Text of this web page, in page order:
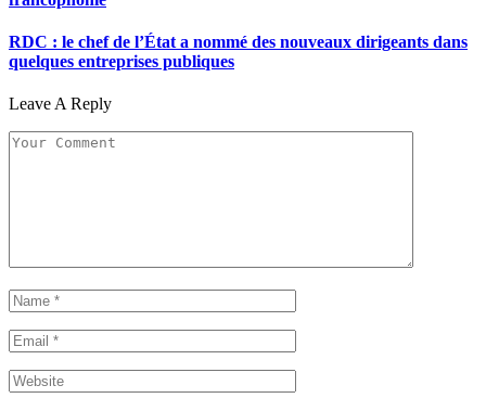
RDC : le chef de l’État a nommé des nouveaux dirigeants dans
quelques entreprises publiques
Leave A Reply